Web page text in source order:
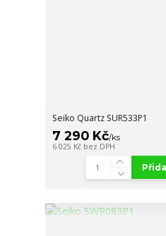
Seiko Quartz SUR533P1
7 290 Kč/ks
6 025 Kč bez DPH